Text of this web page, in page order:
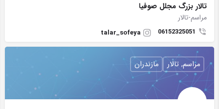
تالار بزرگ مجلل صوفیا
مراسم-تالار
06152325051
talar_sofeya
مراسم, تالار مازندران